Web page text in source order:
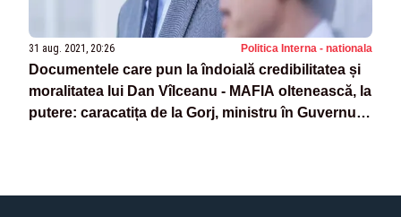
31 aug. 2021, 20:26 Politica Interna - nationala
Documentele care pun la îndoială credibilitatea și
moralitatea lui Dan Vîlceanu - MAFIA oltenească, la
putere: caracatița de la Gorj, ministru în Guvernul